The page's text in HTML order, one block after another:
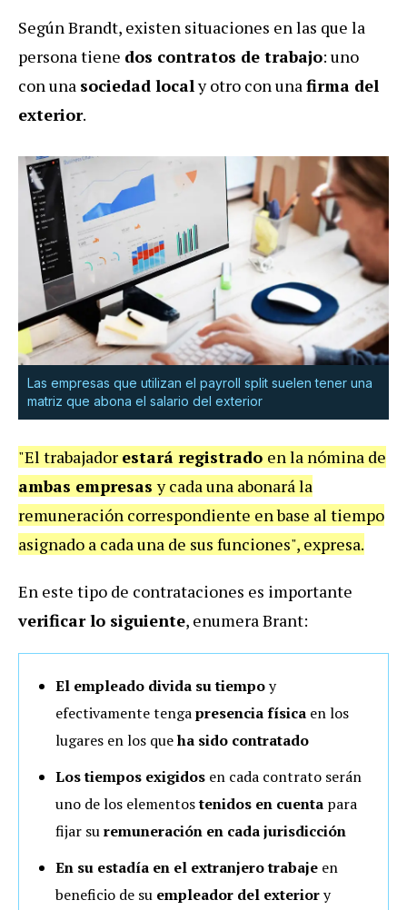
Según Brandt, existen situaciones en las que la
persona tiene dos contratos de trabajo: uno
con una sociedad localy otro con unafirma del
exterior.
Las empresas que utilizan el payroll split suelen tener una
matriz que abona el salario del exterior
"El trabajador estará registrado en la nómina de
ambas empresasy cada una abonará la
remuneración correspondiente en base al tiempo
asignado a cada una de sus funciones", expresa.
En este tipo de contrataciones es importante
verificar lo siguiente, enumera Brant:
El empleado divida su tiempoy
efectivamente tengapresencia física en los
lugares en los queha sido contratado
Lostiempos exigidos en cada contrato serán
uno de los elementostenidos en cuenta para
fijar suremuneración en cada jurisdicción
En su estadía en el extranjerotrabaje en
beneficio de su empleador del exteriory